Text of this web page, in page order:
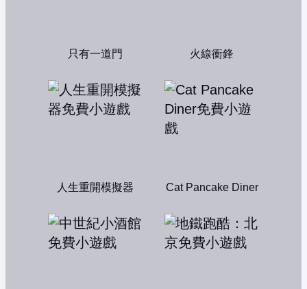
只有一道門 火線衝鋒
人生重開模擬器 Cat Pancake Diner